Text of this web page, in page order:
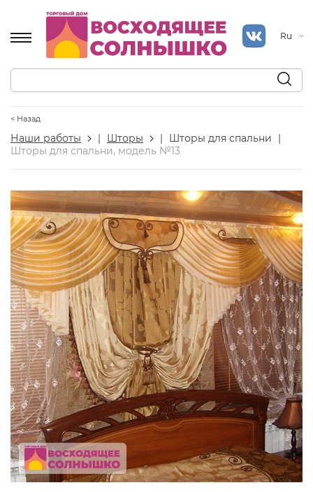
Ru
< Назад
Наши работы | Шторы | Шторы для спальни
|
Шторы для спальни, модель №13